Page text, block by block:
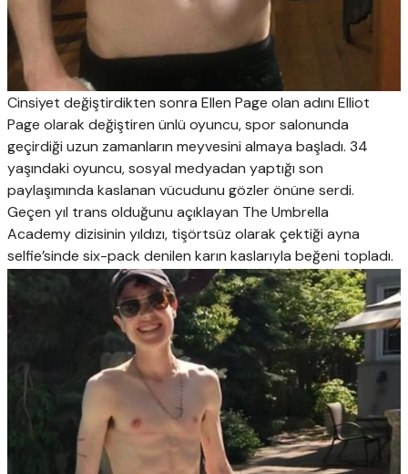
Cinsiyet değiştirdikten sonra Ellen Page olan adını Elliot
Page olarak değiştiren ünlü oyuncu, spor salonunda
geçirdiği uzun zamanların meyvesini almaya başladı. 34
yaşındaki oyuncu, sosyal medyadan yaptığı son
paylaşımında kaslanan vücudunu gözler önüne serdi.
Geçen yıl trans olduğunu açıklayan The Umbrella
Academy dizisinin yıldızı, tişörtsüz olarak çektiği ayna
selfie’sinde six-pack denilen karın kaslarıyla beğeni topladı.